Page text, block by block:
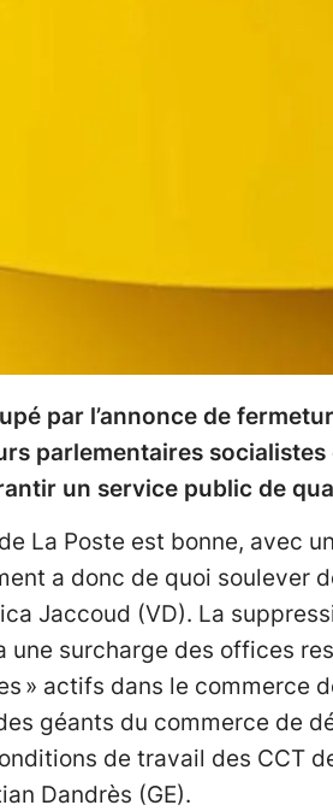
par l’annonce de
parlementaires
un service public de
La Poste est bonne, avec
a donc de quoi soulever
Jaccoud (VD). La
une surcharge des offices
» actifs dans le commerce
géants du commerce de
de travail des CCT
Dandrès (GE).